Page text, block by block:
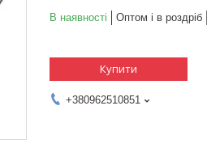
В наявності Оптом і в роздріб
Купити
+380962510851